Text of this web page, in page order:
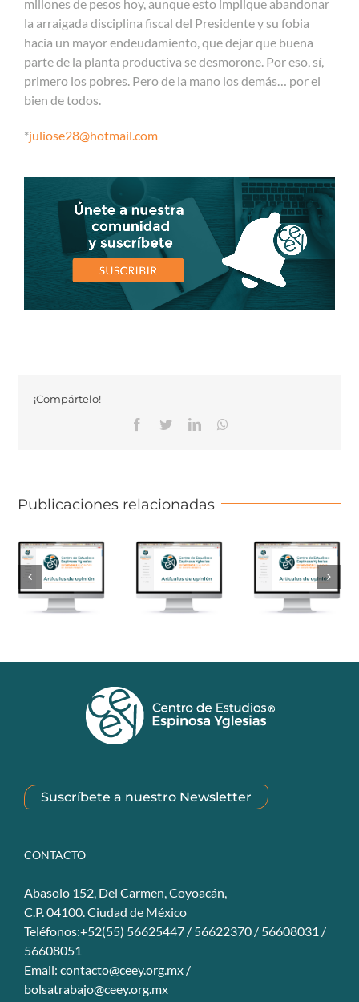
millones de pesos hoy, aunque esto implique abandonar
la arraigada disciplina fiscal del Presidente y su fobia
hacia un mayor endeudamiento, que dejar que buena
parte de la planta productiva se desmorone. Por eso, sí,
primero los pobres. Pero de la mano los demás… por el
bien de todos.
*juliose28@hotmail.com
¡Compártelo!
Facebook
TwitterLinkedinWhatsapp
Publicaciones relacionadas
Suscríbete a nuestro Newsletter
CONTACTO
Abasolo 152, Del Carmen, Coyoacán,
C.P. 04100. Ciudad de México
Teléfonos:+52(55) 56625447 / 56622370 / 56608031 /
56608051
Email: contacto@ceey.org.mx /
bolsatrabajo@ceey.org.mx